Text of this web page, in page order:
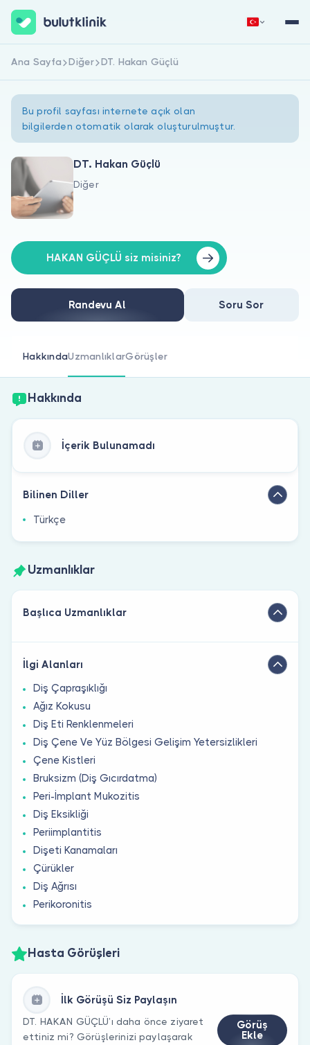
Hakkımızda
Doktorlar için
Doktor musunuz?
Hemen Kaydol
Ana Sayfa Diğer DT. Hakan Güçlü
Bu profil sayfası internete açık olan
bilgilerden otomatik olarak oluşturulmuştur.
DT. Hakan Güçlü
Diğer
HAKAN GÜÇLÜ siz misiniz?
Randevu Al Soru Sor
HakkındaUzmanlıklarGörüşler
Hakkında
İçerik Bulunamadı
Bilinen Diller
Türkçe
Uzmanlıklar
Başlıca Uzmanlıklar
İlgi Alanları
Diş Çapraşıklığı
Ağız Kokusu
Diş Eti Renklenmeleri
Diş Çene Ve Yüz Bölgesi Gelişim Yetersizlikleri
Çene Kistleri
Bruksizm (Diş Gıcırdatma)
Peri-İmplant Mukozitis
Diş Eksikliği
Periimplantitis
Dişeti Kanamaları
Çürükler
Diş Ağrısı
Perikoronitis
Hasta Görüşleri
İlk Görüşü Siz Paylaşın
DT. HAKAN GÜÇLÜ’ı daha önce ziyaret
ettiniz mi? Görüşlerinizi paylaşarak
Görüş
Ekle